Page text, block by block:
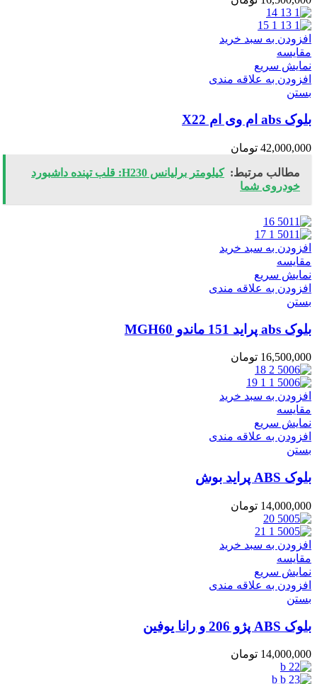
افزودن به سبد خرید
مقایسه
نمایش سریع
افزودن به علاقه مندی
بستن
بلوک abs ام وی ام X22
42,000,000 تومان
مطالب مرتبط:
کیلومتر برلیانس H230: قلب تپنده داشبورد
خودروی شما
افزودن به سبد خرید
مقایسه
نمایش سریع
افزودن به علاقه مندی
بستن
بلوک abs پراید 151 ماندو MGH60
16,500,000 تومان
افزودن به سبد خرید
مقایسه
نمایش سریع
افزودن به علاقه مندی
بستن
بلوک ABS پراید بوش
14,000,000 تومان
افزودن به سبد خرید
مقایسه
نمایش سریع
افزودن به علاقه مندی
بستن
بلوک ABS پژو 206 و رانا یوفین
14,000,000 تومان